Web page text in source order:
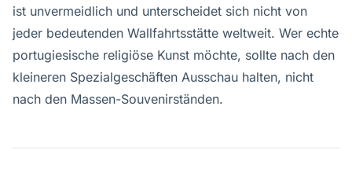
ist unvermeidlich und unterscheidet sich nicht von
jeder bedeutenden Wallfahrtsstätte weltweit. Wer echte
portugiesische religiöse Kunst möchte, sollte nach den
kleineren Spezialgeschäften Ausschau halten, nicht
nach den Massen-Souvenirständen.